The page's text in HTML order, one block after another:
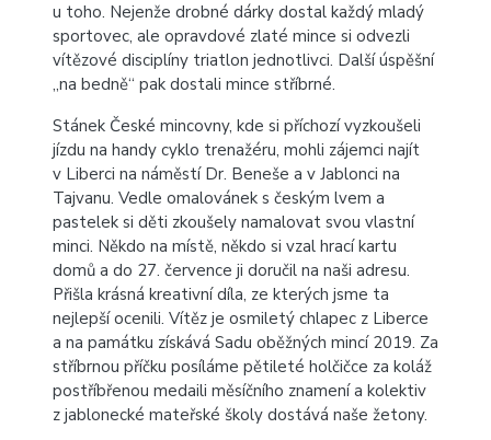
u toho. Nejenže drobné dárky dostal každý mladý
sportovec, ale opravdové zlaté mince si odvezli
vítězové disciplíny triatlon jednotlivci. Další úspěšní
„na bedně“ pak dostali mince stříbrné.
Stánek České mincovny, kde si příchozí vyzkoušeli
jízdu na handy cyklo trenažéru, mohli zájemci najít
v Liberci na náměstí Dr. Beneše a v Jablonci na
Tajvanu. Vedle omalovánek s českým lvem a
pastelek si děti zkoušely namalovat svou vlastní
minci. Někdo na místě, někdo si vzal hrací kartu
domů a do 27. července ji doručil na naši adresu.
Přišla krásná kreativní díla, ze kterých jsme ta
nejlepší ocenili. Vítěz je osmiletý chlapec z Liberce
a na památku získává Sadu oběžných mincí 2019. Za
stříbrnou příčku posíláme pětileté holčičce za koláž
postříbřenou medaili měsíčního znamení a kolektiv
z jablonecké mateřské školy dostává naše žetony.